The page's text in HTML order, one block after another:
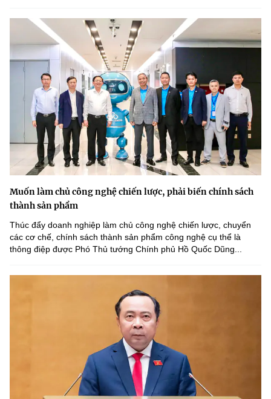
Muốn làm chủ công nghệ chiến lược, phải biến chính sách
thành sản phẩm
Thúc đẩy doanh nghiệp làm chủ công nghệ chiến lược, chuyển
các cơ chế, chính sách thành sản phẩm công nghệ cụ thể là
thông điệp được Phó Thủ tướng Chính phủ Hồ Quốc Dũng...